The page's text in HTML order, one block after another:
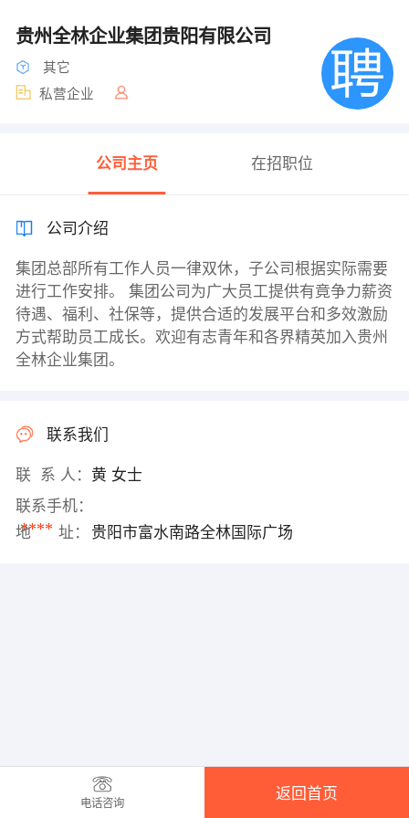
贵州全林企业集团贵阳有限公司
其它
私营企业
公司主页 在招职位
公司介绍
集团总部所有工作人员一律双休，子公司根据实际需要
进行工作安排。 集团公司为广大员工提供有竟争力薪资
待遇、福利、社保等，提供合适的发展平台和多效激励
方式帮助员工成长。欢迎有志青年和各界精英加入贵州
全林企业集团。
联系我们
联 系 人： 黄 女士
联系手机：
****
地 址： 贵阳市富水南路全林国际广场
电话咨询
返回首页